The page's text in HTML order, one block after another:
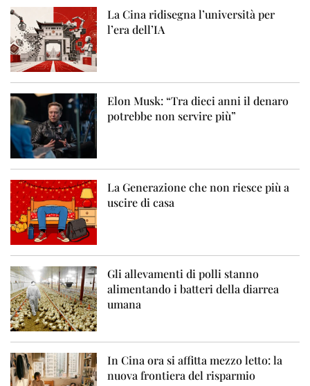
La Cina ridisegna l’università per
l’era dell’IA
Elon Musk: “Tra dieci anni il denaro
potrebbe non servire più”
La Generazione che non riesce più a
uscire di casa
Gli allevamenti di polli stanno
alimentando i batteri della diarrea
umana
In Cina ora si affitta mezzo letto: la
nuova frontiera del risparmio